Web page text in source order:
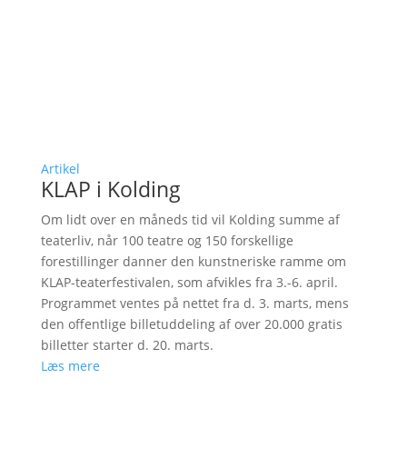
Artikel
KLAP i Kolding
Om lidt over en måneds tid vil Kolding summe af
teaterliv, når 100 teatre og 150 forskellige
forestillinger danner den kunstneriske ramme om
KLAP-teaterfestivalen, som afvikles fra 3.-6. april.
Programmet ventes på nettet fra d. 3. marts, mens
den offentlige billetuddeling af over 20.000 gratis
billetter starter d. 20. marts.
Læs mere